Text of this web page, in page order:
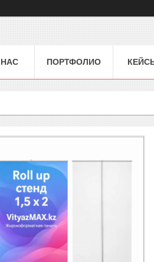
ПОРТФОЛИО